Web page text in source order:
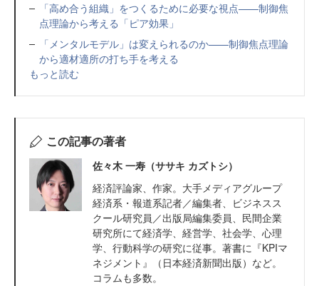
「高め合う組織」をつくるために必要な視点——制御焦
点理論から考える「ピア効果」
「メンタルモデル」は変えられるのか——制御焦点理論
から適材適所の打ち手を考える
もっと読む
この記事の著者
佐々木 一寿（ササキ カズトシ）
経済評論家、作家。大手メディアグループ
経済系・報道系記者／編集者、ビジネスス
クール研究員／出版局編集委員、民間企業
研究所にて経済学、経営学、社会学、心理
学、行動科学の研究に従事。著書に『KPIマ
ネジメント』（日本経済新聞出版）など。
コラムも多数。